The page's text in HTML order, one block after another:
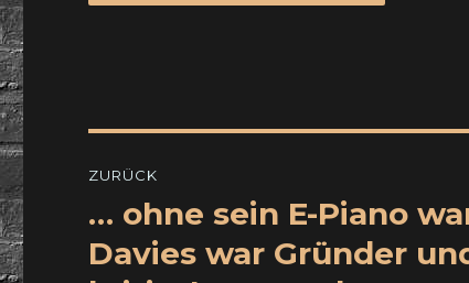
ZURÜCK
Vorheriger
Beitrag:
… ohne sein E-Piano
Davies war Gründer